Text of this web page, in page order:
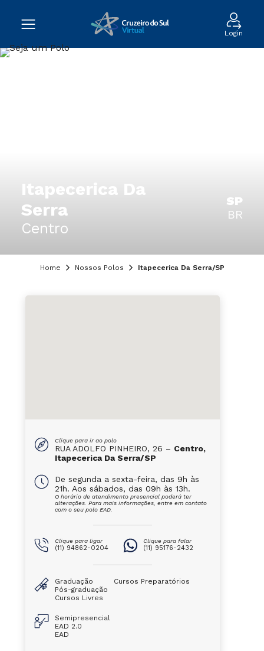
Login
Itapecerica Da
Serra
Centro
SP
BR
Home Nossos Polos Itapecerica Da Serra/SP
Clique para ir ao polo
RUA ADOLFO PINHEIRO, 26 – Centro,
Itapecerica Da Serra/SP
De segunda a sexta-feira, das 9h às
21h. Aos sábados, das 09h às 13h.
O horário de atendimento presencial poderá ter
alterações. Para mais informações, entre em contato
com o seu polo EAD.
Clique para ligar
(11) 94862-0204
Clique para falar
(11) 95176-2432
Graduação
Pós-graduação
Cursos Livres
Cursos Preparatórios
Semipresencial
EAD 2.0
EAD